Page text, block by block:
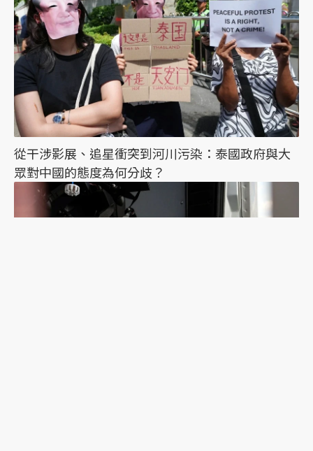
從干涉影展、追星衝突到河川污染：泰國政府與大
眾對中國的態度為何分歧？